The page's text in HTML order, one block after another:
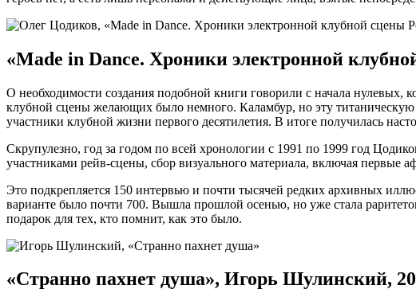
«Made in Dance. Хроники электронной
О необходимости создания подобной книги говорили с начала нулевых,
клубной сцены желающих было немного. Каламбур, но эту титаническую
участники клубной жизни первого десятилетия. В итоге получилась
Скрупулезно, год за годом по всей хронологии с 1991 по 1999 год
участниками рейв-сцены, сбор визуального материала, включая первые
Это подкрепляется 150 интервью и почти тысячей редких архивных
варианте было почти 700. Вышла прошлой осенью, но уже стала
подарок для тех, кто помнит, как это было.
«Странно пахнет душа», Игорь Шулинский,